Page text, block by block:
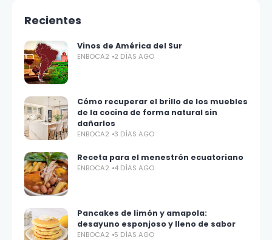
Recientes
Vinos de América del Sur
ENBOCA2 2 DÍAS AGO
Cómo recuperar el brillo de los muebles
de la cocina de forma natural sin
dañarlos
ENBOCA2 3 DÍAS AGO
Receta para el menestrón ecuatoriano
ENBOCA2 4 DÍAS AGO
Pancakes de limón y amapola:
desayuno esponjoso y lleno de sabor
ENBOCA2 5 DÍAS AGO